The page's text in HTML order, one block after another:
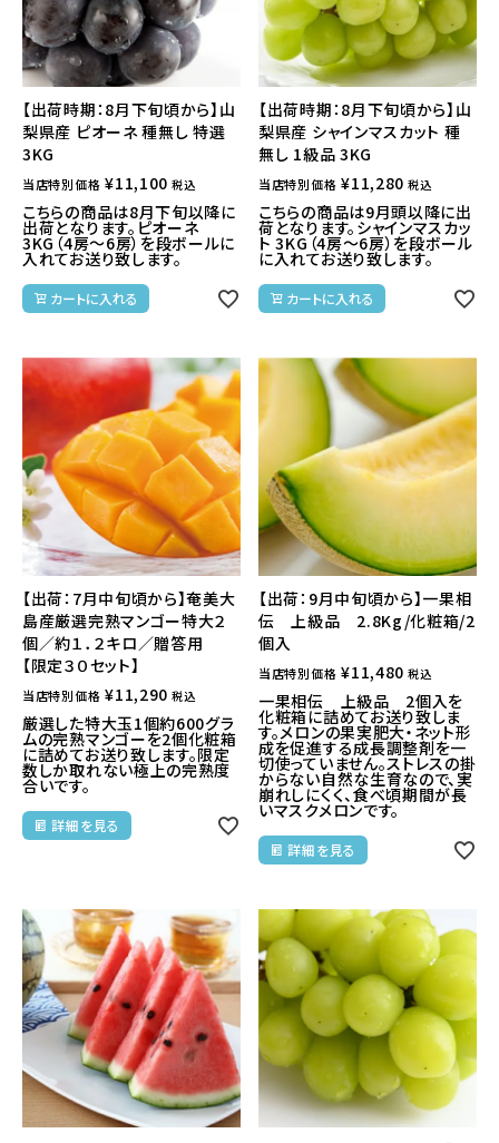
【出荷時期：8月下旬頃から】山
梨県産 ピオーネ 種無し 特選
3KG
当店特別価格 ¥11,100 税込
こちらの商品は8月下旬以降に
出荷となります。ピオーネ
3KG（4房～6房）を段ボールに
入れてお送り致します。
カートに入れる
【出荷時期：8月下旬頃から】山
梨県産 シャインマスカット 種
無し 1級品 3KG
当店特別価格 ¥11,280 税込
こちらの商品は9月頭以降に出
荷となります。シャインマスカッ
ト 3KG（4房～6房）を段ボール
に入れてお送り致します。
カートに入れる
【出荷：7月中旬頃から】奄美大
島産厳選完熟マンゴー特大２
個／約１．２キロ／贈答用
【限定３０セット】
当店特別価格 ¥11,290 税込
厳選した特大玉1個約600グラ
ムの完熟マンゴーを2個化粧箱
に詰めてお送り致します。限定
数しか取れない極上の完熟度
合いです。
詳細を見る
【出荷：9月中旬頃から】一果相
伝 上級品 2.8Kg/化粧箱/2
個入
当店特別価格 ¥11,480 税込
一果相伝 上級品 2個入を
化粧箱に詰めてお送り致しま
す。メロンの果実肥大・ネット形
成を促進する成長調整剤を一
切使っていません。ストレスの掛
からない自然な生育なので、実
崩れしにくく、食べ頃期間が長
いマスクメロンです。
詳細を見る